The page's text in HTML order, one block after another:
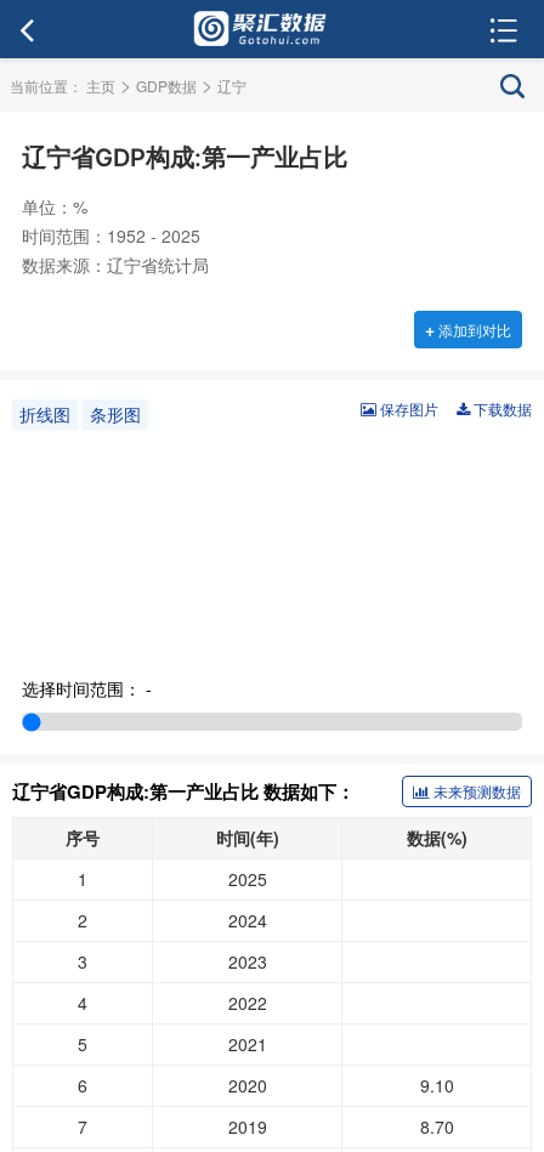
当前位置： 主页 > GDP数据 > 辽宁
辽宁省GDP构成:第一产业占比
单位：%
时间范围：1952 - 2025
数据来源：辽宁省统计局
+添加到对比
折线图 条形图 下载数据
保存图片
选择时间范围： -
辽宁省GDP构成:第一产业占比 数据如下： 未来预测数据
序号 时间(年)
数据(%)
1
2025
2
2024
3
2023
4
2022
5
2021
6
2020
9.10
7
2019
8.70